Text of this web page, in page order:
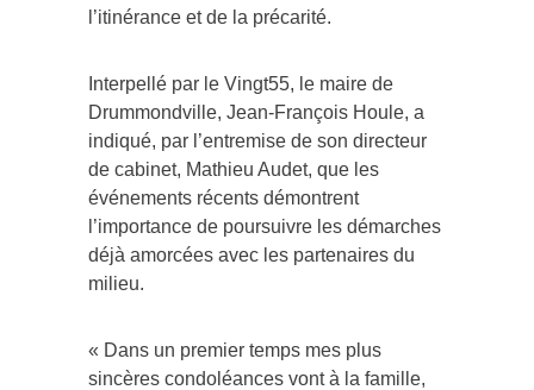
l’itinérance et de la précarité.
Interpellé par le Vingt55, le maire de
Drummondville, Jean-François Houle, a
indiqué, par l’entremise de son directeur
de cabinet, Mathieu Audet, que les
événements récents démontrent
l’importance de poursuivre les démarches
déjà amorcées avec les partenaires du
milieu.
« Dans un premier temps mes plus
sincères condoléances vont à la famille,